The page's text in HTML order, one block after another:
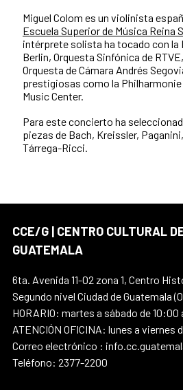
Miguel Colom es un violinista
Escuela Superior de Música Reina
intérprete solista ha tocado con
Berlin, Orquesta Sinfónica de
Orquesta de Cámara Andrés
prestigiosas como la Philharmonie
Music Center.
Para este concierto ha
piezas de Bach, Kreissler,
Tárrega-Ricci.
CCE/G | CENTRO CULTURAL
GUATEMALA
6ta. Avenida 11-02 zona 1, Centro
Segundo nivel Ciudad de Guatemala
HORARIO: martes a sábado de 10:00
ATENCIÓN OFICINA: lunes a viernes
Correo electrónico :
Teléfono: 2377-2200